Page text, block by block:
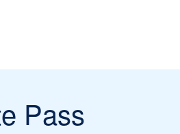
Pass